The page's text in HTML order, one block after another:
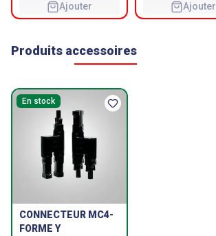
Ajouter Ajouter
Produits accessoires
En stock
CONNECTEUR MC4-
FORME Y